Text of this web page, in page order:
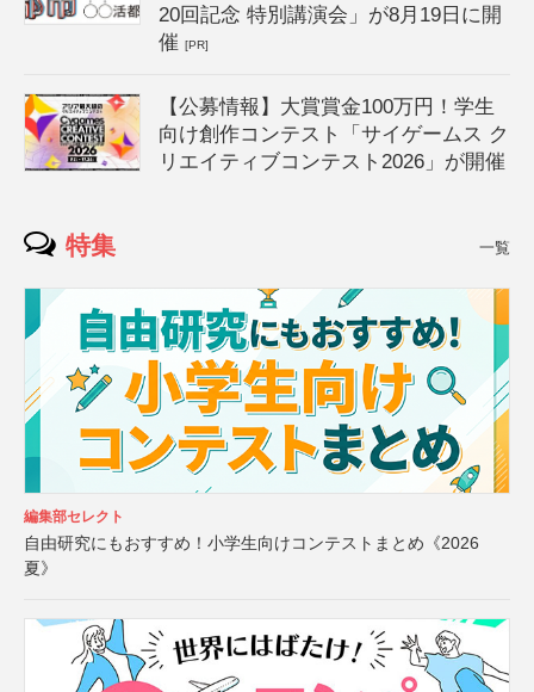
20回記念 特別講演会」が8月19日に開
催[PR]
【公募情報】大賞賞金100万円！学生
向け創作コンテスト「サイゲームス ク
リエイティブコンテスト2026」が開催
特集 一覧
編集部セレクト
自由研究にもおすすめ！小学生向けコンテストまとめ《2026
夏》